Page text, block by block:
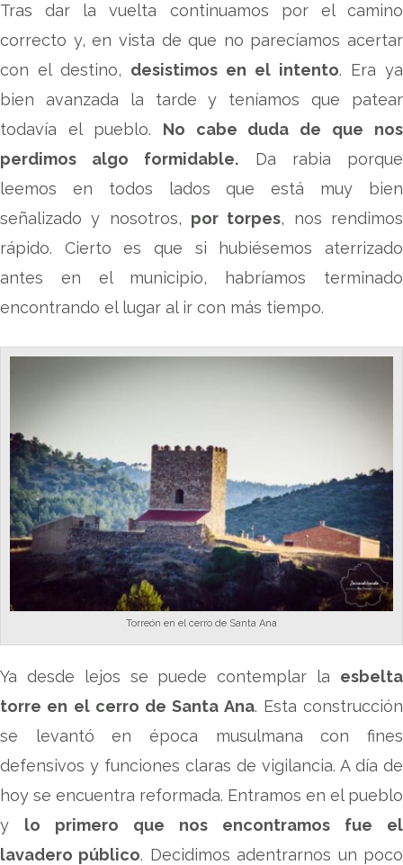
Tras dar la vuelta continuamos por el camino
correcto y, en vista de que no parecíamos acertar
con el destino, desistimos en el intento. Era ya
bien avanzada la tarde y teníamos que patear
todavía el pueblo. No cabe duda de que nos
perdimos algo formidable. Da rabia porque
leemos en todos lados que está muy bien
señalizado y nosotros, por torpes, nos rendimos
rápido. Cierto es que si hubiésemos aterrizado
antes en el municipio, habríamos terminado
encontrando el lugar al ir con más tiempo.
Torreón en el cerro de Santa Ana
Ya desde lejos se puede contemplar la esbelta
torre en el cerro de Santa Ana. Esta construcción
se levantó en época musulmana con fines
defensivos y funciones claras de vigilancia. A día de
hoy se encuentra reformada. Entramos en el pueblo
y lo primero que nos encontramos fue el
lavadero público. Decidimos adentrarnos un poco